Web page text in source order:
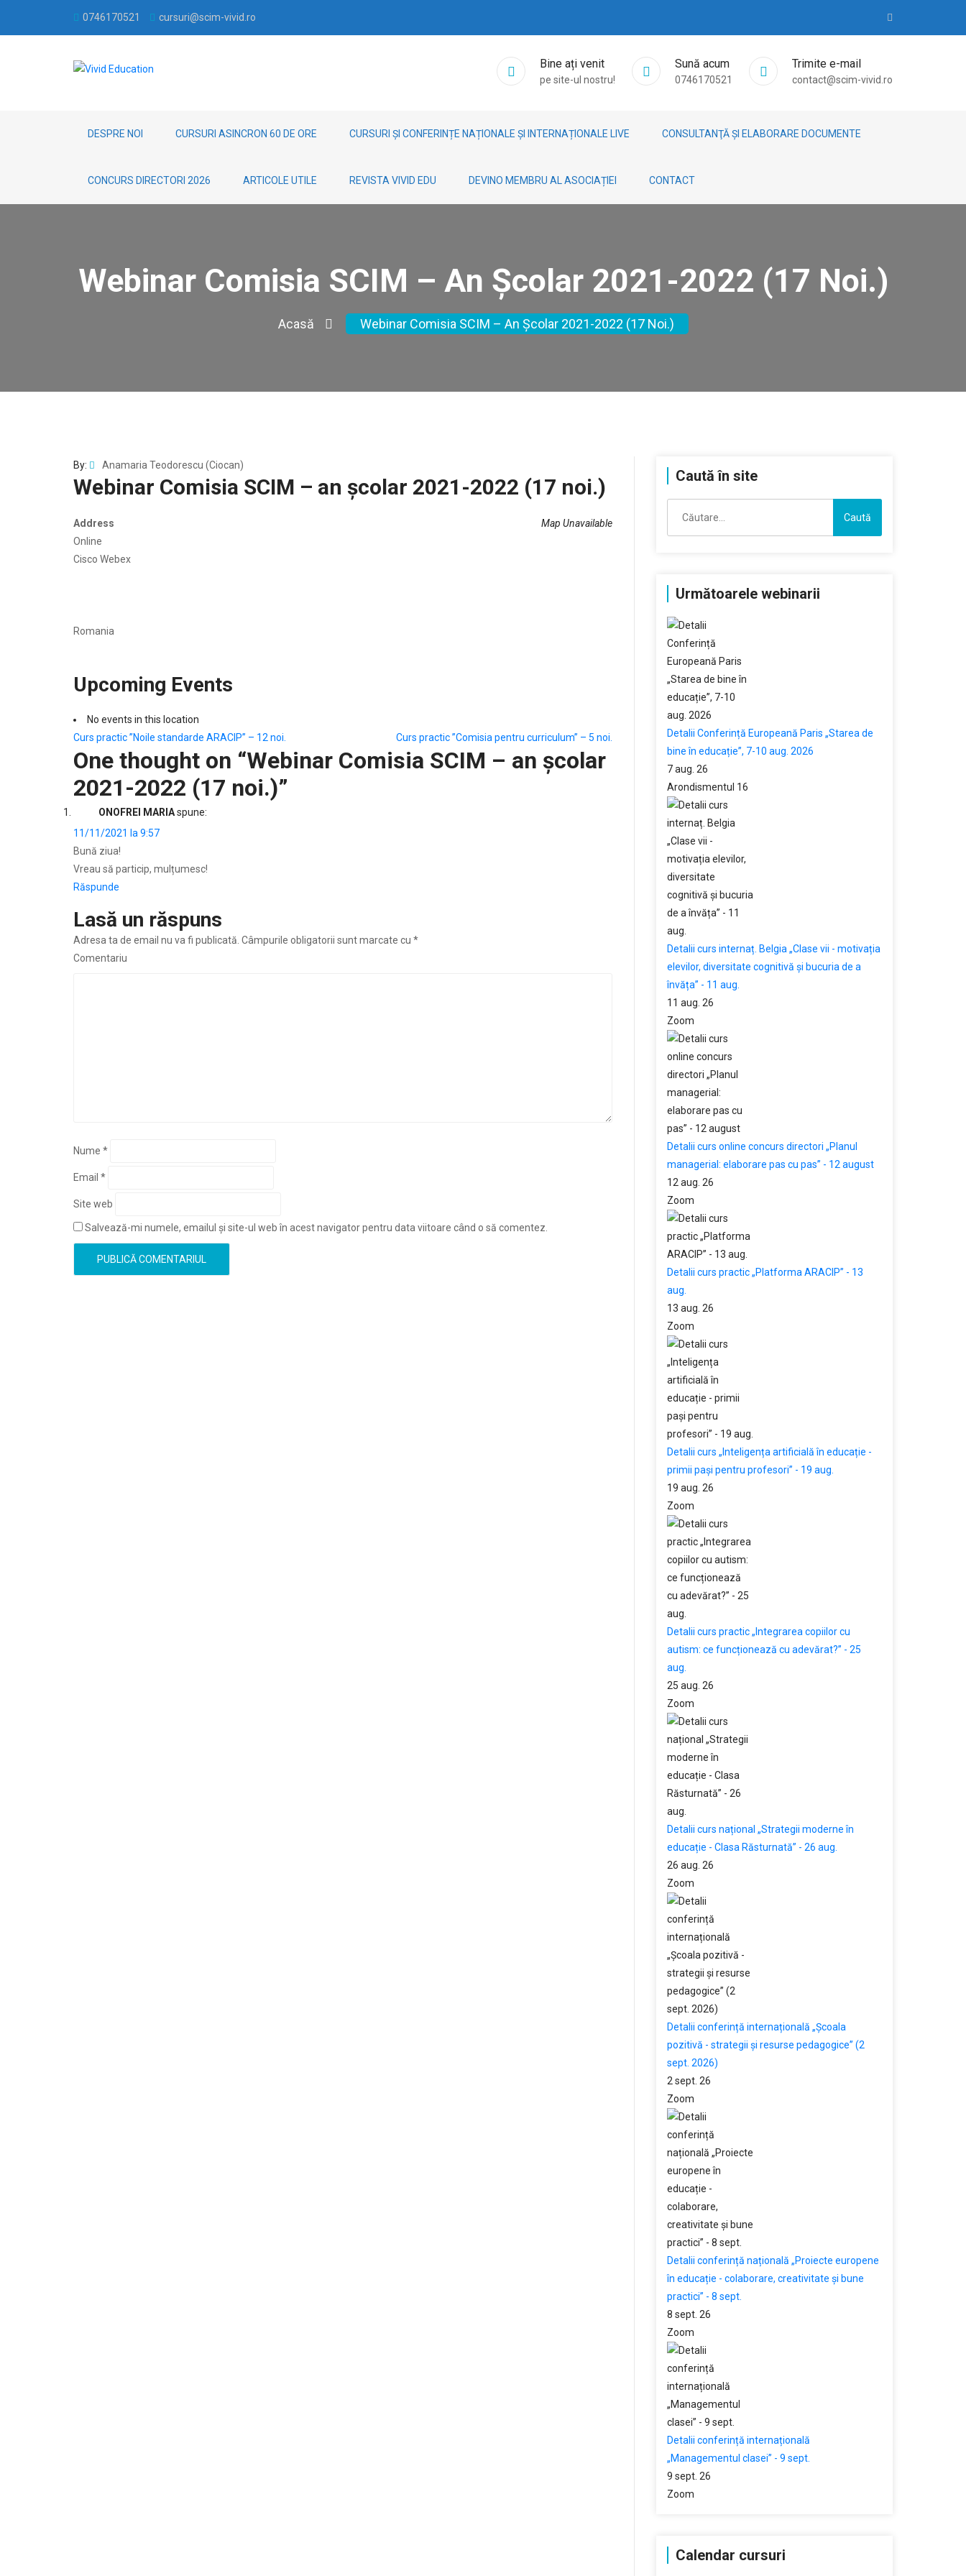
0746170521 cursuri@scim-vivid.ro
Bine ați venit
pe site-ul nostru!
Sună acum
0746170521
Trimite e-mail
contact@scim-vivid.ro
DESPRE NOI CURSURI ASINCRON 60 DE ORE CURSURI ȘI CONFERINȚE NAȚIONALE ȘI INTERNAȚIONALE LIVE CONSULTANŢĂ ȘI ELABORARE DOCUMENTE
CONCURS DIRECTORI 2026 ARTICOLE UTILE REVISTA VIVID EDU DEVINO MEMBRU AL ASOCIAȚIEI CONTACT
Webinar Comisia SCIM – An Școlar 2021-2022 (17 Noi.)
Acasă Webinar Comisia SCIM – An Școlar 2021-2022 (17 Noi.)
By: Anamaria Teodorescu (Ciocan)
Webinar Comisia SCIM – an școlar 2021-2022 (17 noi.)
Map Unavailable
Address
Online
Cisco Webex
Romania
Upcoming Events
No events in this location
Navigare
în
articole
Curs practic ”Noile standarde ARACIP” – 12 noi. Curs practic ”Comisia pentru curriculum” – 5 noi.
One thought on “Webinar Comisia SCIM – an școlar
2021-2022 (17 noi.)”
ONOFREI MARIAspune:
11/11/2021 la 9:57
Bună ziua!
Vreau să particip, mulțumesc!
Răspunde
Lasă un răspuns
Adresa ta de email nu va fi publicată. Câmpurile obligatorii sunt marcate cu *
Comentariu
Nume *
Email *
Site web
Salvează-mi numele, emailul și site-ul web în acest navigator pentru data viitoare când o să comentez.
Caută în site
după:
Următoarele webinarii
Detalii Conferință Europeană Paris „Starea de
bine în educație”, 7-10 aug. 2026
7 aug. 26
Arondismentul 16
Detalii curs internaț. Belgia „Clase vii - motivația
elevilor, diversitate cognitivă și bucuria de a
învăța” - 11 aug.
11 aug. 26
Zoom
Detalii curs online concurs directori „Planul
managerial: elaborare pas cu pas” - 12 august
12 aug. 26
Zoom
Detalii curs practic „Platforma ARACIP” - 13
aug.
13 aug. 26
Zoom
Detalii curs „Inteligența artificială în educație -
primii pași pentru profesori” - 19 aug.
19 aug. 26
Zoom
Detalii curs practic „Integrarea copiilor cu
autism: ce funcționează cu adevărat?” - 25
aug.
25 aug. 26
Zoom
Detalii curs național „Strategii moderne în
educație - Clasa Răsturnată” - 26 aug.
26 aug. 26
Zoom
Detalii conferință internațională „Școala
pozitivă - strategii și resurse pedagogice” (2
sept. 2026)
2 sept. 26
Zoom
Detalii conferință națională „Proiecte europene
în educație - colaborare, creativitate și bune
practici” - 8 sept.
8 sept. 26
Zoom
Detalii conferință internațională
„Managementul clasei” - 9 sept.
9 sept. 26
Zoom
Calendar cursuri